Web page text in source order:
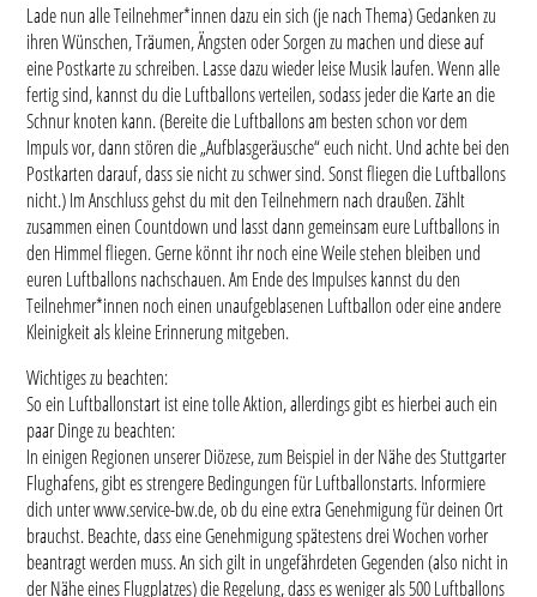
Lade nun alle Teilnehmer*innen dazu ein sich (je nach Thema) Gedanken zu
ihren Wünschen, Träumen, Ängsten oder Sorgen zu machen und diese auf
eine Postkarte zu schreiben. Lasse dazu wieder leise Musik laufen. Wenn alle
fertig sind, kannst du die Luftballons verteilen, sodass jeder die Karte an die
Schnur knoten kann. (Bereite die Luftballons am besten schon vor dem
Impuls vor, dann stören die „Aufblasgeräusche“ euch nicht. Und achte bei den
Postkarten darauf, dass sie nicht zu schwer sind. Sonst fliegen die Luftballons
nicht.) Im Anschluss gehst du mit den Teilnehmern nach draußen. Zählt
zusammen einen Countdown und lasst dann gemeinsam eure Luftballons in
den Himmel fliegen. Gerne könnt ihr noch eine Weile stehen bleiben und
euren Luftballons nachschauen. Am Ende des Impulses kannst du den
Teilnehmer*innen noch einen unaufgeblasenen Luftballon oder eine andere
Kleinigkeit als kleine Erinnerung mitgeben.
Wichtiges zu beachten:
So ein Luftballonstart ist eine tolle Aktion, allerdings gibt es hierbei auch ein
paar Dinge zu beachten:
In einigen Regionen unserer Diözese, zum Beispiel in der Nähe des Stuttgarter
Flughafens, gibt es strengere Bedingungen für Luftballonstarts. Informiere
dich unter www.service-bw.de, ob du eine extra Genehmigung für deinen Ort
brauchst. Beachte, dass eine Genehmigung spätestens drei Wochen vorher
beantragt werden muss. An sich gilt in ungefährdeten Gegenden (also nicht in
der Nähe eines Flugplatzes) die Regelung, dass es weniger als 500 Luftballons